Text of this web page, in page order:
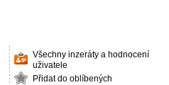
Všechny inzeráty a hodnocení
uživatele
Přidat do oblíbených